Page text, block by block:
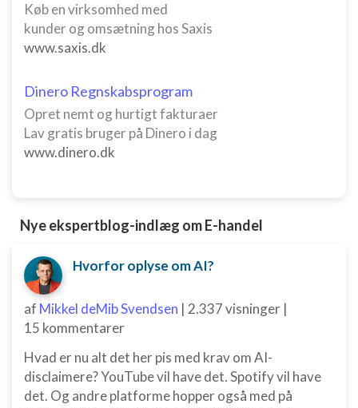
Køb en virksomhed med
kunder og omsætning hos Saxis
www.saxis.dk
Dinero Regnskabsprogram
Opret nemt og hurtigt fakturaer
Lav gratis bruger på Dinero i dag
www.dinero.dk
Nye ekspertblog-indlæg om E-handel
Hvorfor oplyse om AI?
af Mikkel deMib Svendsen | 2.337 visninger |
15 kommentarer
Hvad er nu alt det her pis med krav om AI-
disclaimere? YouTube vil have det. Spotify vil have
det. Og andre platforme hopper også med på